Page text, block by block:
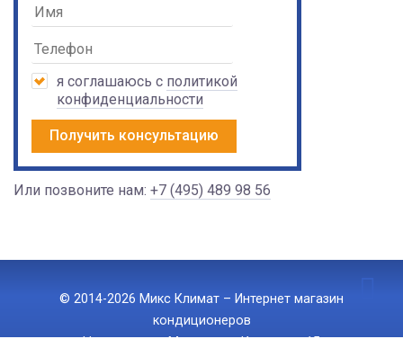
я соглашаюсь с политикой
конфиденциальности
Получить консультацию
Или позвоните нам: +7 (495) 489 98 56
© 2014-2026 Микс Климат – Интернет магазин
кондиционеров